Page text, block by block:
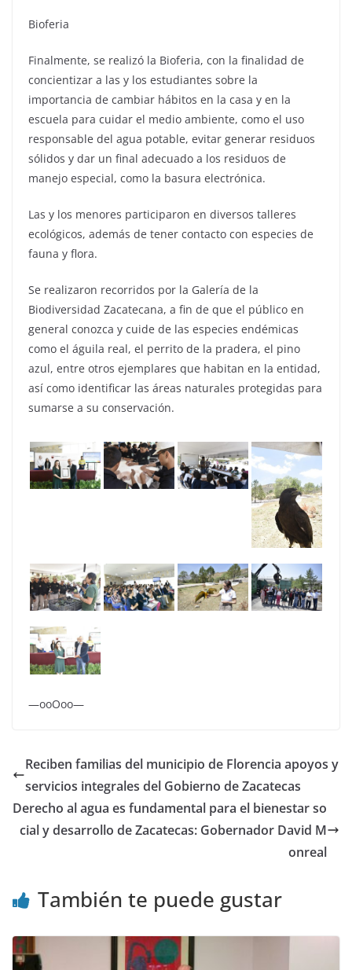
Bioferia
Finalmente, se realizó la Bioferia, con la finalidad de
concientizar a las y los estudiantes sobre la
importancia de cambiar hábitos en la casa y en la
escuela para cuidar el medio ambiente, como el uso
responsable del agua potable, evitar generar residuos
sólidos y dar un final adecuado a los residuos de
manejo especial, como la basura electrónica.
Las y los menores participaron en diversos talleres
ecológicos, además de tener contacto con especies de
fauna y flora.
Se realizaron recorridos por la Galería de la
Biodiversidad Zacatecana, a fin de que el público en
general conozca y cuide de las especies endémicas
como el águila real, el perrito de la pradera, el pino
azul, entre otros ejemplares que habitan en la entidad,
así como identificar las áreas naturales protegidas para
sumarse a su conservación.
—ooOoo—
Reciben familias del municipio de Florencia apoyos y
servicios integrales del Gobierno de Zacatecas
Derecho al agua es fundamental para el bienestar so
cial y desarrollo de Zacatecas: Gobernador David M
onreal
También te puede gustar